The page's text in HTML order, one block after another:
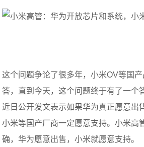
这个问题争论了很多年，小米OV等国
答，直到今天，这个问题终于有了一个
近日公开发文表示如果华为真正愿意出
小米等国产厂商一定愿意支持。小米高
确，华为愿意出售，小米就愿意支持。